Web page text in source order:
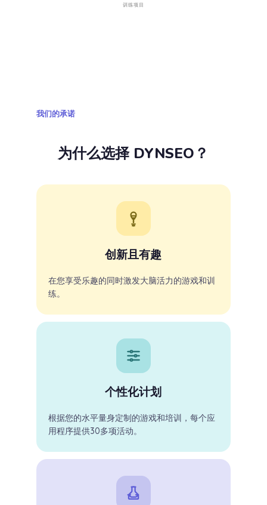
训练项目
我们的承诺
为什么选择 DYNSEO？
创新且有趣
在您享受乐趣的同时激发大脑活力的游戏和训
练。
个性化计划
根据您的水平量身定制的游戏和培训，每个应
用程序提供30多项活动。